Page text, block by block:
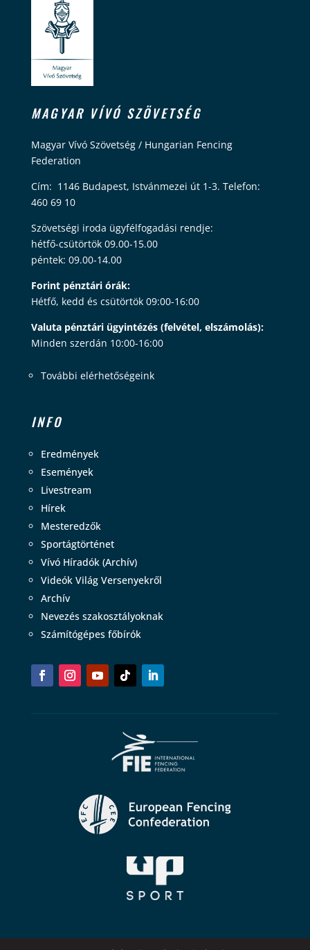
MAGYAR VÍVÓ SZÖVETSÉG
Magyar Vívó Szövetség / Hungarian Fencing
Federation
Cím: 1146 Budapest, Istvánmezei út 1-3. Telefon:
460 69 10
Szövetségi iroda ügyfélfogadási rendje:
hétfő-csütörtök 09.00-15.00
péntek: 09.00-14.00
Forint pénztári órák:
Hétfő, kedd és csütörtök 09:00-16:00
Valuta pénztári ügyintézés (felvétel, elszámolás):
Minden szerdán 10:00-16:00
További elérhetőségeink
INFO
Eredmények
Események
Livestream
Hírek
Mesteredzők
Sportágtörténet
Vívó Híradók (Archív)
Videók Világ Versenyekről
Archív
Nevezés szakosztályoknak
Számítógépes főbírók